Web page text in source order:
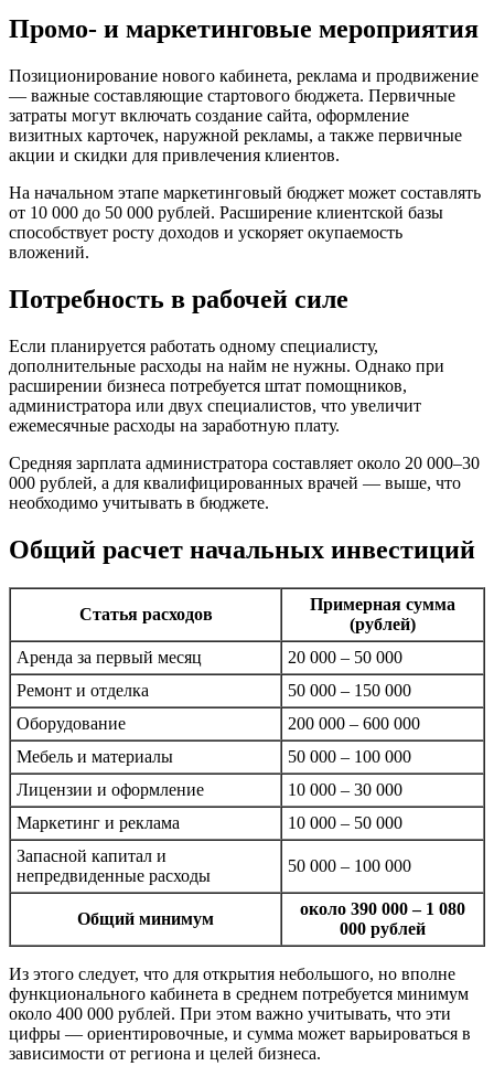
Промо- и маркетинговые мероприятия
Позиционирование нового кабинета, реклама и продвижение
— важные составляющие стартового бюджета. Первичные
затраты могут включать создание сайта, оформление
визитных карточек, наружной рекламы, а также первичные
акции и скидки для привлечения клиентов.
На начальном этапе маркетинговый бюджет может составлять
от 10 000 до 50 000 рублей. Расширение клиентской базы
способствует росту доходов и ускоряет окупаемость
вложений.
Потребность в рабочей силе
Если планируется работать одному специалисту,
дополнительные расходы на найм не нужны. Однако при
расширении бизнеса потребуется штат помощников,
администратора или двух специалистов, что увеличит
ежемесячные расходы на заработную плату.
Средняя зарплата администратора составляет около 20 000–30
000 рублей, а для квалифицированных врачей — выше, что
необходимо учитывать в бюджете.
Общий расчет начальных инвестиций
Статья расходов
Примерная сумма
(рублей)
Аренда за первый месяц
20 000 – 50 000
Ремонт и отделка
50 000 – 150 000
Оборудование
200 000 – 600 000
Мебель и материалы
50 000 – 100 000
Лицензии и оформление
10 000 – 30 000
Маркетинг и реклама
10 000 – 50 000
Запасной капитал и
непредвиденные расходы
50 000 – 100 000
Общий минимум
около 390 000 – 1 080
000 рублей
Из этого следует, что для открытия небольшого, но вполне
функционального кабинета в среднем потребуется минимум
около 400 000 рублей. При этом важно учитывать, что эти
цифры — ориентировочные, и сумма может варьироваться в
зависимости от региона и целей бизнеса.